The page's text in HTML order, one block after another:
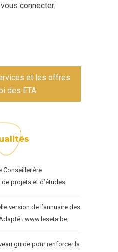
connecter.
et les offres
des ETA
Conseiller.ère
projets et d’études
version de l’annuaire des
: www.leseta.be
guide pour renforcer la